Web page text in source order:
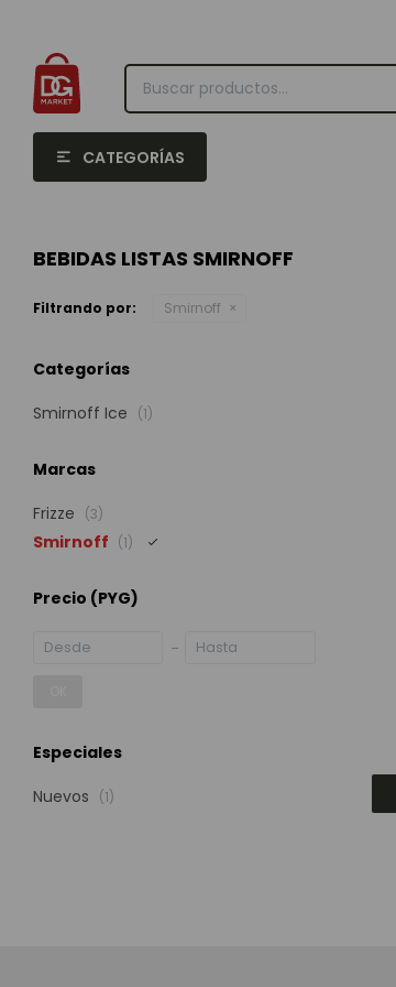
CATEGORÍAS
BEBIDAS LISTAS SMIRNOFF
Filtrando por: Smirnoff
Categorías
Smirnoff Ice
(1)
Marcas
Frizze
(3)
Smirnoff (1)
Precio (PYG)
Especiales
Nuevos
(1)